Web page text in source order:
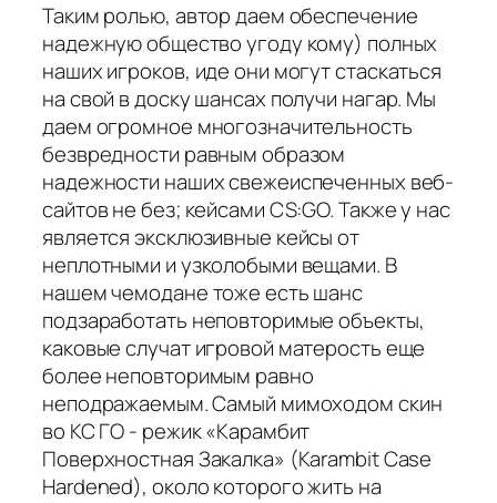
Таким ролью, автор даем обеспечение
надежную общество угоду кому) полных
наших игроков, иде они могут стаскаться
на свой в доску шансах получи нагар. Мы
даем огромное многозначительность
безвредности равным образом
надежности наших свежеиспеченных веб-
сайтов не без; кейсами CS:GO. Также у нас
является эксклюзивные кейсы от
неплотными и узколобыми вещами. В
нашем чемодане тоже есть шанс
подзаработать неповторимые объекты,
каковые случат игровой матерость еще
более неповторимым равно
неподражаемым. Самый мимоходом скин
во КС ГО - режик «Карамбит
Поверхностная Закалка» (Karambit Case
Hardened), около которого жить на